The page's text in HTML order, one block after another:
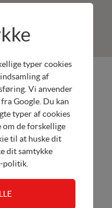
typer cookies
af
Vi anvender
Google. Du kan
typer af cookies
om de forskellige
til at huske dit
dit samtykke
politik